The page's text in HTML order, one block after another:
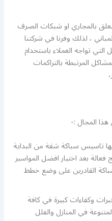
بالمجاري او شبكات الصرف
، لذلك وفرنا في شركتنا
التي تواجه العملاء باستخدام
المرتبطة بالتراكمات
المجال :-
تاسيس سباكة شقة من البداية
بعد اختيار افضل المواسير
القادرين على وضع خطط
وكفاءات كبيرة في كافة
في المنازل والفلل